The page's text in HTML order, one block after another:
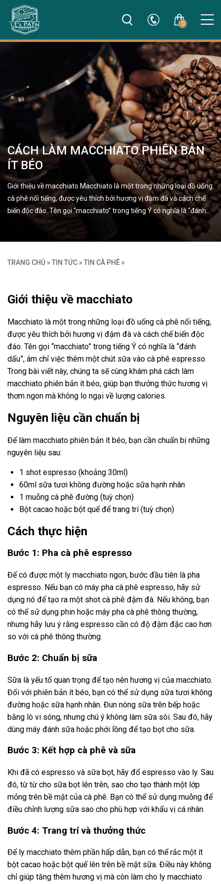
0
CÁCH LÀM MACCHIATO PHIÊN BẢN
ÍT BÉO
Giới thiệu về macchiato Macchiato là một trong những loại đồ uống
cà phê nổi tiếng, được yêu thích bởi hương vị đậm đà và cách chế
biến độc đáo. Tên gọi “macchiato” trong tiếng Ý có nghĩa là “đánh…
TRANG CHỦ » TIN TỨC » TIN CÀ PHÊ »
Giới thiệu về macchiato
Macchiato là một trong những loại đồ uống cà phê nổi tiếng,
được yêu thích bởi hương vị đậm đà và cách chế biến độc
đáo. Tên gọi “macchiato” trong tiếng Ý có nghĩa là “đánh
dấu”, ám chỉ việc thêm một chút sữa vào cà phê espresso.
Trong bài viết này, chúng ta sẽ cùng khám phá cách làm
macchiato phiên bản ít béo, giúp bạn thưởng thức hương vị
thơm ngon mà không lo ngại về lượng calories.
Nguyên liệu cần chuẩn bị
Để làm macchiato phiên bản ít béo, bạn cần chuẩn bị những
nguyên liệu sau:
1 shot espresso (khoảng 30ml)
60ml sữa tươi không đường hoặc sữa hạnh nhân
1 muỗng cà phê đường (tuỳ chọn)
Bột cacao hoặc bột quế để trang trí (tuỳ chọn)
Cách thực hiện
Bước 1: Pha cà phê espresso
Để có được một ly macchiato ngon, bước đầu tiên là pha
espresso. Nếu bạn có máy pha cà phê espresso, hãy sử
dụng nó để tạo ra một shot cà phê đậm đà. Nếu không, bạn
có thể sử dụng phin hoặc máy pha cà phê thông thường,
nhưng hãy lưu ý rằng espresso cần có độ đậm đặc cao hơn
so với cà phê thông thường.
Bước 2: Chuẩn bị sữa
Sữa là yếu tố quan trọng để tạo nên hương vị của macchiato.
Đối với phiên bản ít béo, bạn có thể sử dụng sữa tươi không
đường hoặc sữa hạnh nhân. Đun nóng sữa trên bếp hoặc
bằng lò vi sóng, nhưng chú ý không làm sữa sôi. Sau đó, hãy
dùng máy đánh sữa hoặc phới lồng để tạo bọt cho sữa.
Bước 3: Kết hợp cà phê và sữa
Khi đã có espresso và sữa bọt, hãy đổ espresso vào ly. Sau
đó, từ từ cho sữa bọt lên trên, sao cho tạo thành một lớp
mỏng trên bề mặt của cà phê. Bạn có thể sử dụng muỗng để
điều chỉnh lượng sữa sao cho phù hợp với khẩu vị cá nhân.
Bước 4: Trang trí và thưởng thức
Để ly macchiato thêm phần hấp dẫn, bạn có thể rắc một ít
bột cacao hoặc bột quế lên trên bề mặt sữa. Điều này không
chỉ giúp tăng thêm hương vị mà còn làm cho ly macchiato